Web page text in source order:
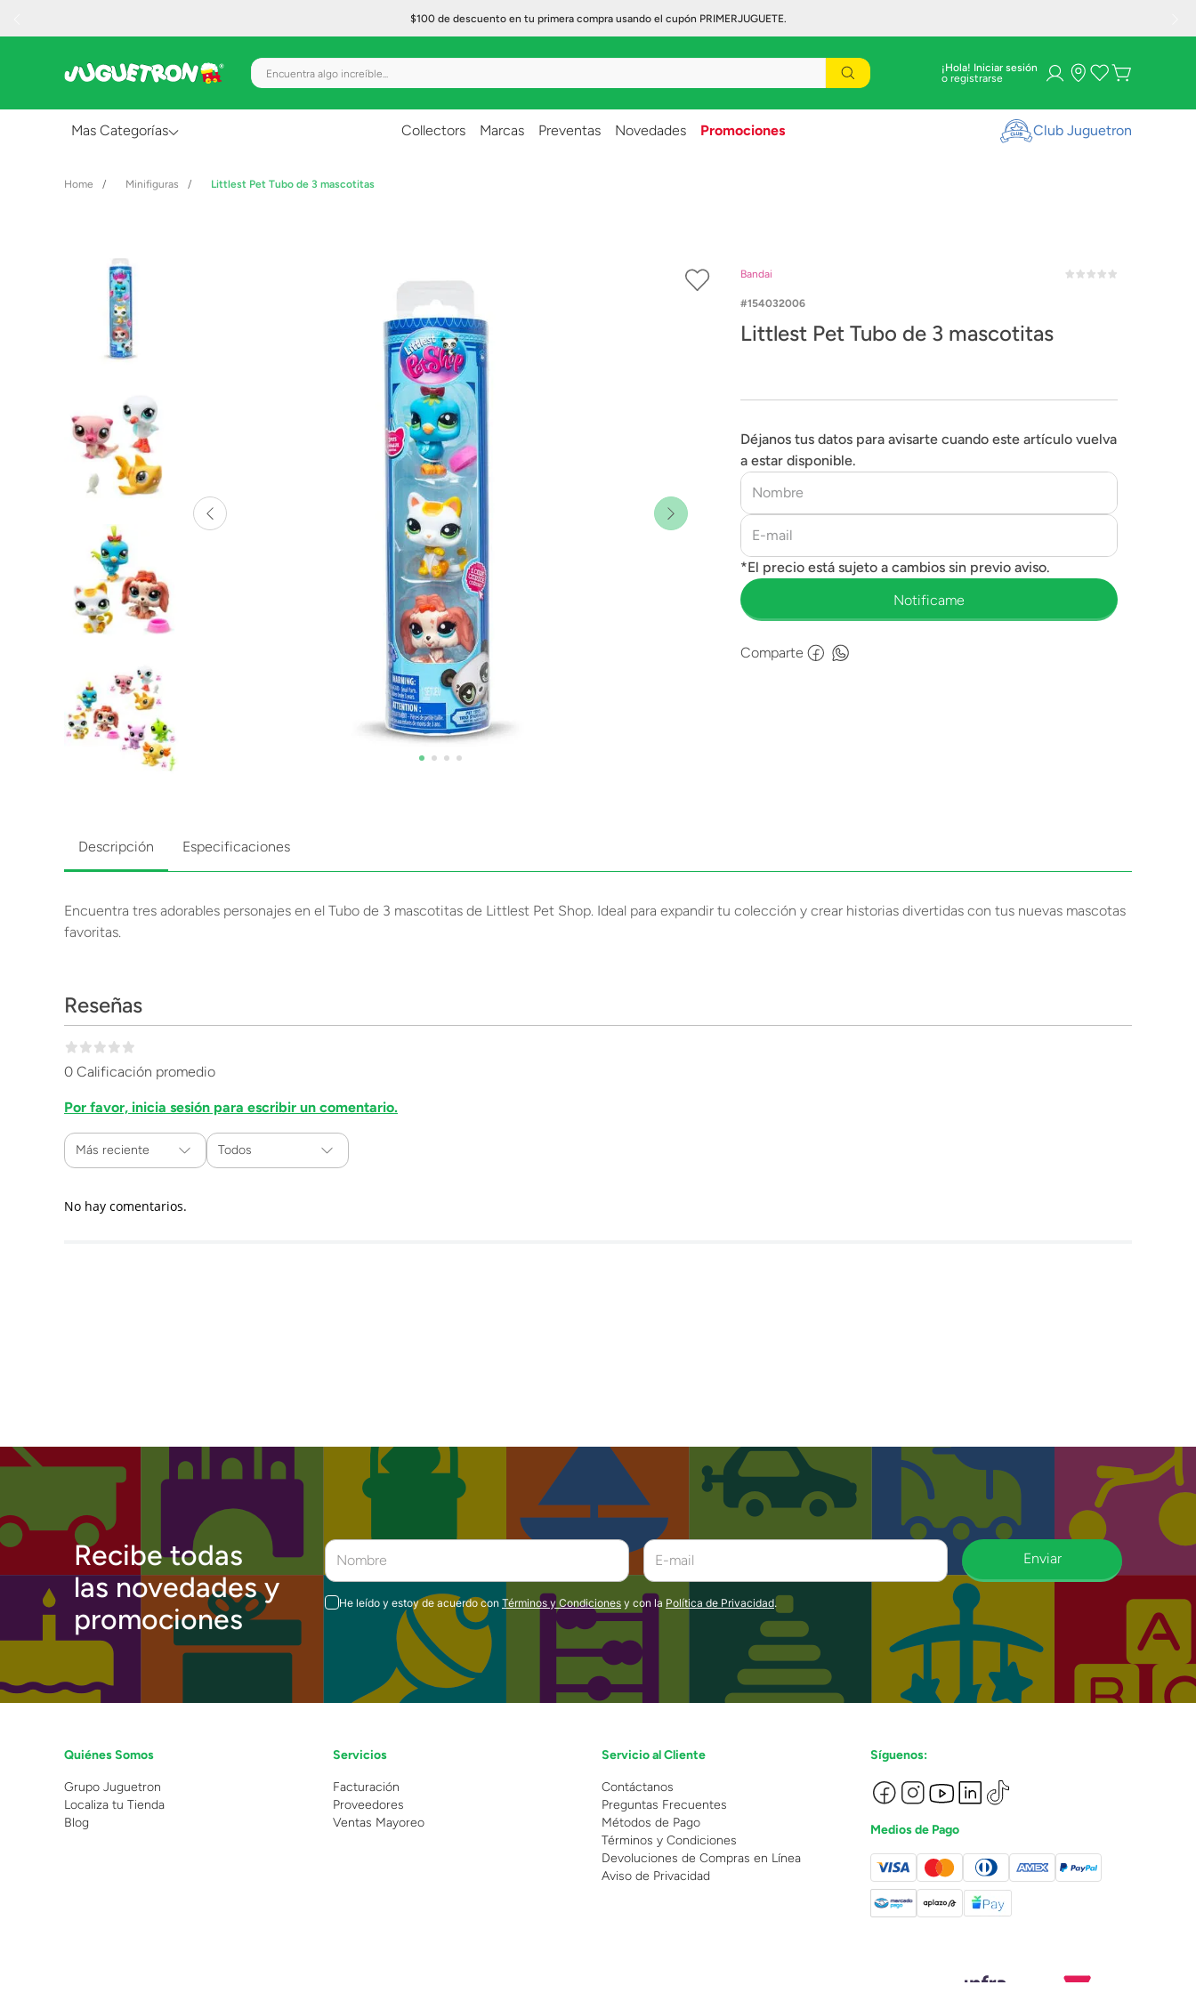
$100 de descuento en tu primera compra usando el cupón PRIMERJUGUETE.
Encuentra algo increíble... ¡Hola! Iniciar sesión
Mas Categorías
Creatividad y Arte
Figuras de Acción
Gadgets y Electrónicos
Lanzadores
Muñecas
Construcción
Peluches
Vehículos y Pistas
Collectors Marcas Preventas Novedades Promociones Club Juguetron
Minifiguras Littlest Pet Tubo de 3 mascotitas
Bandai
154032006
Littlest Pet Tubo de 3 mascotitas
Déjanos tus datos para avisarte cuando este artículo vuelva
a estar disponible.
Comparte
Descripción Especificaciones
Encuentra tres adorables personajes en el Tubo de 3 mascotitas de Littlest Pet Shop. Ideal para expandir tu colección y crear historias divertidas con tus nuevas mascotas
favoritas.
Reseñas
0 Calificación promedio
Por favor, inicia sesión para escribir un comentario.
Más reciente Todos
No hay comentarios.
Recibe todas
las novedades y
promociones
Enviar
He leído y estoy de acuerdo con Términos y Condiciones y con la Política de Privacidad.
Quiénes Somos
Grupo Juguetron
Localiza tu Tienda
Blog
Servicios
Facturación
Proveedores
Ventas Mayoreo
Servicio al Cliente
Contáctanos
Preguntas Frecuentes
Métodos de Pago
Términos y Condiciones
Devoluciones de Compras en Línea
Aviso de Privacidad
Síguenos:
Medios de Pago